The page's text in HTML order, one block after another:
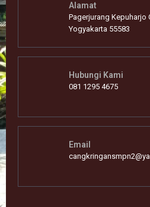
Alamat
Pagerjurang Kepuharjo
Yogyakarta 55583
Hubungi Kami
081 1295 4675
Email